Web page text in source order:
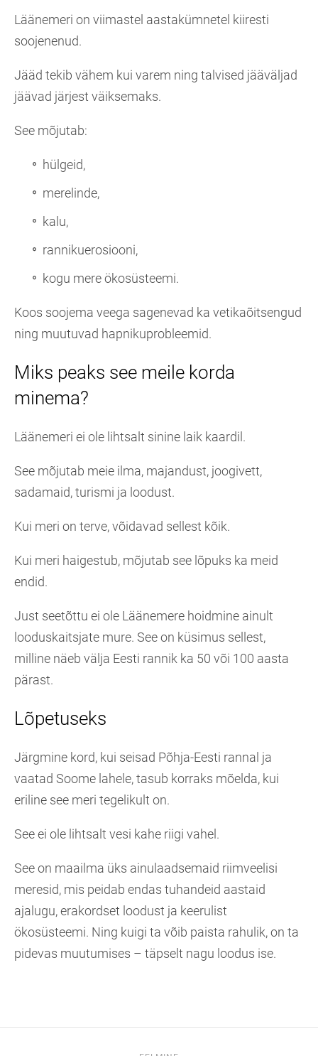
Läänemeri on viimastel aastakümnetel kiiresti
soojenenud.
Jääd tekib vähem kui varem ning talvised jääväljad
jäävad järjest väiksemaks.
See mõjutab:
hülgeid,
merelinde,
kalu,
rannikuerosiooni,
kogu mere ökosüsteemi.
Koos soojema veega sagenevad ka vetikaõitsengud
ning muutuvad hapnikuprobleemid.
Miks peaks see meile korda
minema?
Läänemeri ei ole lihtsalt sinine laik kaardil.
See mõjutab meie ilma, majandust, joogivett,
sadamaid, turismi ja loodust.
Kui meri on terve, võidavad sellest kõik.
Kui meri haigestub, mõjutab see lõpuks ka meid
endid.
Just seetõttu ei ole Läänemere hoidmine ainult
looduskaitsjate mure. See on küsimus sellest,
milline näeb välja Eesti rannik ka 50 või 100 aasta
pärast.
Lõpetuseks
Järgmine kord, kui seisad Põhja-Eesti rannal ja
vaatad Soome lahele, tasub korraks mõelda, kui
eriline see meri tegelikult on.
See ei ole lihtsalt vesi kahe riigi vahel.
See on maailma üks ainulaadsemaid riimveelisi
meresid, mis peidab endas tuhandeid aastaid
ajalugu, erakordset loodust ja keerulist
ökosüsteemi. Ning kuigi ta võib paista rahulik, on ta
pidevas muutumises – täpselt nagu loodus ise.